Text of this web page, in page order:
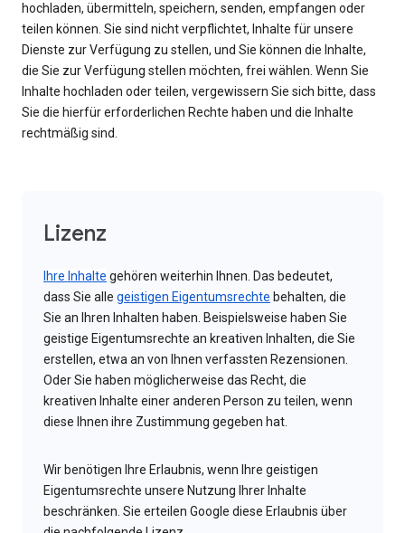
hochladen, übermitteln, speichern, senden, empfangen oder
teilen können. Sie sind nicht verpflichtet, Inhalte für unsere
Dienste zur Verfügung zu stellen, und Sie können die Inhalte,
die Sie zur Verfügung stellen möchten, frei wählen. Wenn Sie
Inhalte hochladen oder teilen, vergewissern Sie sich bitte, dass
Sie die hierfür erforderlichen Rechte haben und die Inhalte
rechtmäßig sind.
Lizenz
Ihre Inhalte gehören weiterhin Ihnen. Das bedeutet,
dass Sie alle geistigen Eigentumsrechte behalten, die
Sie an Ihren Inhalten haben. Beispielsweise haben Sie
geistige Eigentumsrechte an kreativen Inhalten, die Sie
erstellen, etwa an von Ihnen verfassten Rezensionen.
Oder Sie haben möglicherweise das Recht, die
kreativen Inhalte einer anderen Person zu teilen, wenn
diese Ihnen ihre Zustimmung gegeben hat.
Wir benötigen Ihre Erlaubnis, wenn Ihre geistigen
Eigentumsrechte unsere Nutzung Ihrer Inhalte
beschränken. Sie erteilen Google diese Erlaubnis über